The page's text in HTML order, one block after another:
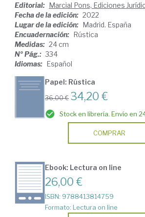
Editorial: Marcial Pons, Ediciones
Fecha de la edición: 2022
Lugar de la edición: Madrid. España
Encuadernación: Rústica
Medidas: 24 cm
Nº Pág.: 334
Idiomas: Español
Papel: Rústica
36,00 € 34,20 €
Stock en librería. Envío en
COMPRAR
Ebook: Lectura on line
26,00 €
ISBN: 9788413814759
Formato: Lectura on line